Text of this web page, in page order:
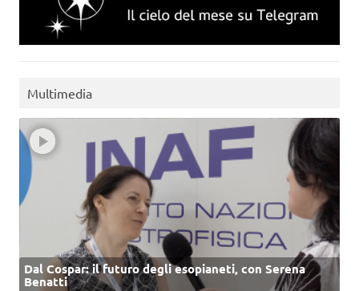
Multimedia
Dal Cospar: il futuro degli esopianeti, con Serena
Benatti